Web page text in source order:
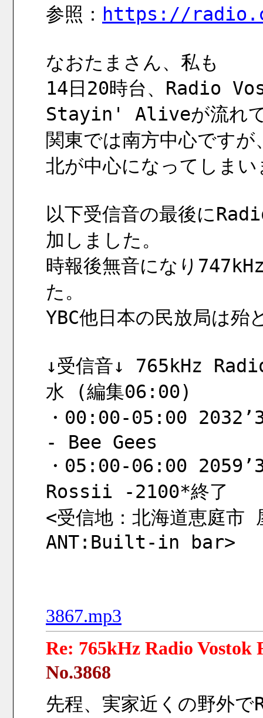
参照： https://
なおたまさん、私も
14日20時台、Radio
Stayin' Aliveが流れて
関東では南方中心です
北が中心になってしまい
以下受信音の最後に
加しました。
時報後無音になり
た。
YBC他日本の民放局は
↓受信音↓ 765kHz
水 (編集06:00)
・00:00-05:00
- Bee Gees
・05:00-06:00
Rossii -2100*終了
<受信地：北海道恵庭市
ANT:Built-in bar>
3867.mp3
Re: 765kHz Radio Vostok
No.3868
先程、実家近くの野外